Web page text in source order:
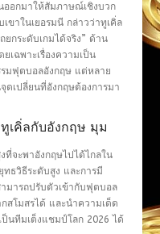
ออกมาให้สัมภาษณ์เชิงบวก
ขาในเยอรมนี กล่าวว่าทูเคิ่ล
ยกระดับเกมได้จริง” ด้าน
เฉพาะเรื่องความเป็น
มฟุตบอลอังกฤษ แต่หลาย
ดเปลี่ยนที่อังกฤษต้องการมา
เคิ่ลกับอังกฤษ มุม
ที่จะพาอังกฤษไปได้ไกลใน
ทธวิธีระดับสูง และการมี
มารถปรับตัวเข้ากับฟุตบอล
สโมสรได้ และนำความเด็ด
นทีมเต็งแชมป์โลก 2026 ได้